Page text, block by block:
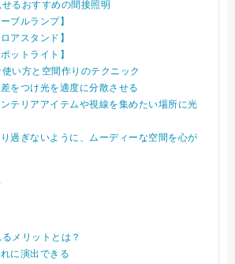
るおすすめの間接照明
ブルランプ】
アスタンド】
ットライト】
い方と空間作りのテクニック
をつけ光を適度に分散させる
テリアアイテムや視線を集めたい場所に光
過ぎないように、ムーディーな空間を心が
メリットとは？
に演出できる